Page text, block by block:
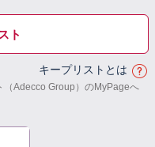
ト
キープリストとは
（Adecco Group）のMyPageへ